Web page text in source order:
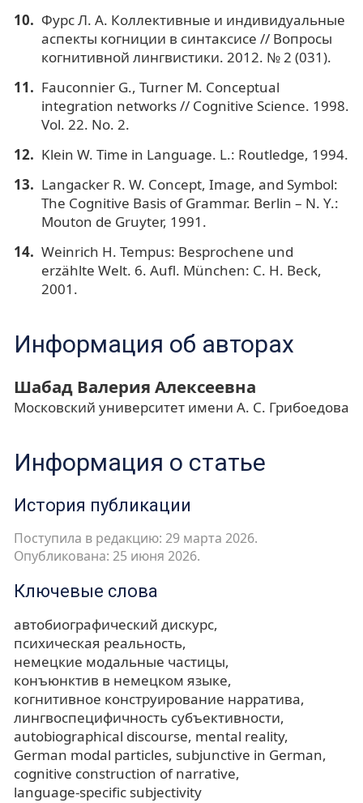
Фурс Л. А. Коллективные и индивидуальные
аспекты когниции в синтаксисе // Вопросы
когнитивной лингвистики. 2012. № 2 (031).
Fauconnier G., Turner M. Conceptual
integration networks // Cognitive Science. 1998.
Vol. 22. No. 2.
Klein W. Time in Language. L.: Routledge, 1994.
Langacker R. W. Concept, Image, and Symbol:
The Cognitive Basis of Grammar. Berlin – N. Y.:
Mouton de Gruyter, 1991.
Weinrich H. Tempus: Besprochene und
erzählte Welt. 6. Aufl. München: C. H. Beck,
2001.
Информация об авторах
Шабад Валерия Алексеевна
Московский университет имени А. С. Грибоедова
Информация о статье
История публикации
Поступила в редакцию: 29 марта 2026.
Опубликована: 25 июня 2026.
Ключевые слова
автобиографический дискурс
психическая реальность
немецкие модальные частицы
конъюнктив в немецком языке
когнитивное конструирование нарратива
лингвоспецифичность субъективности
autobiographical discourse mental reality
German modal particles subjunctive in German
cognitive construction of narrative
language-specific subjectivity